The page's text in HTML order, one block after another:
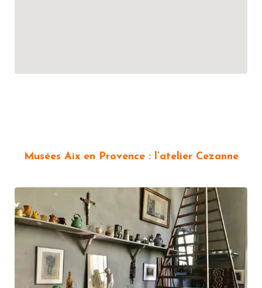
Musées Aix en Provence : l’atelier Cezanne